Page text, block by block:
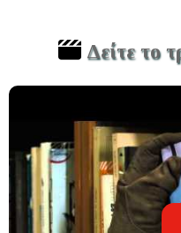
Δείτε το